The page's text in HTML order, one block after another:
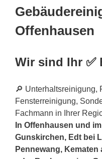
Offenhausen
Wir sind Ihr ✅
🔎 Unterhaltsreinigung,
Fensterreinigung,
Fachmann in Ihrer
In Offenhausen und
Gunskirchen, Edt bei
Pennewang,